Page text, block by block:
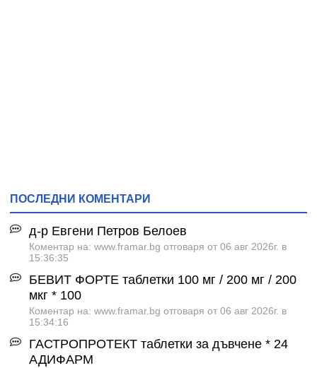
ПОСЛЕДНИ КОМЕНТАРИ
д-р Евгени Петров Белоев
Коментар на: www.framar.bg отговаря от 06 авг 2026г. в
15:36:35
БЕВИТ ФОРТЕ таблетки 100 мг / 200 мг / 200
мкг * 100
Коментар на: www.framar.bg отговаря от 06 авг 2026г. в
15:34:16
ГАСТРОПРОТЕКТ таблетки за дъвчене * 24
АДИФАРМ